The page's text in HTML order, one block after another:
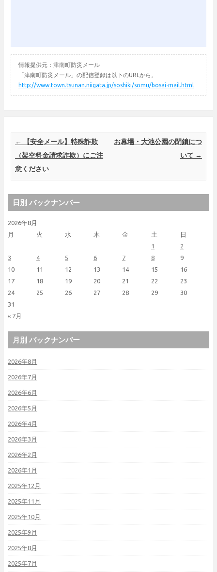
情報提供元：津南町防災メール
「津南町防災メール」の配信登録は以下のURLから。
http://www.town.tsunan.niigata.jp/soshiki/somu/bosai-mail.html
Post navigation
←
【安全メール】特殊詐欺
（架空料金請求詐欺）にご注
意ください
お幕場・大池公園の閉鎖につ
いて →
日別 バックナンバー
2026年8月
月
火 水 木 金 土 日
« 7月
1
2
3
4 5 6 7 8
9
10
11 12 13 14 15
16
17
18 19 20 21 22
23
24
25 26 27 28 29
30
31
月別 バックナンバー
2026年8月
2026年7月
2026年6月
2026年5月
2026年4月
2026年3月
2026年2月
2026年1月
2025年12月
2025年11月
2025年10月
2025年9月
2025年8月
2025年7月